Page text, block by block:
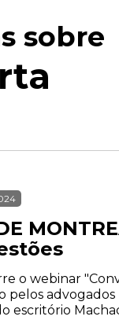
sobre
o webinar
pelos
escritório